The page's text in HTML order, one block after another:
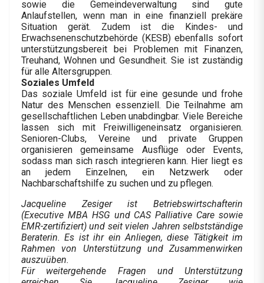
sowie die Gemeindeverwaltung sind gute
Anlaufstellen, wenn man in eine finanziell prekäre
Situation gerät. Zudem ist die Kindes- und
Erwachsenenschutzbehörde (KESB) ebenfalls sofort
unterstützungsbereit bei Problemen mit Finanzen,
Treuhand, Wohnen und Gesundheit. Sie ist zuständig
für alle Altersgruppen.
Soziales Umfeld
Das soziale Umfeld ist für eine gesunde und frohe
Natur des Menschen essenziell. Die Teilnahme am
gesellschaftlichen Leben unabdingbar. Viele Bereiche
lassen sich mit Freiwilligeneinsatz organisieren.
Senioren-Clubs, Vereine und private Gruppen
organisieren gemeinsame Ausflüge oder Events,
sodass man sich rasch integrieren kann. Hier liegt es
an jedem Einzelnen, ein Netzwerk oder
Nachbarschaftshilfe zu suchen und zu pflegen.
Jacqueline Zesiger ist Betriebswirtschafterin
(Executive MBA HSG und CAS Palliative Care sowie
EMR-zertifiziert) und seit vielen Jahren selbstständige
Beraterin. Es ist ihr ein Anliegen, diese Tätigkeit im
Rahmen von Unterstützung und Zusammenwirken
auszuüben.
Für weitergehende Fragen und Unterstützung